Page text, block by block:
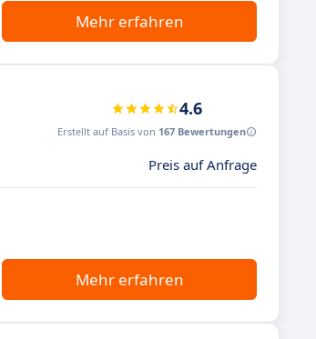
Mehr erfahren
4.6
Erstellt auf Basis von 167 Bewertungen
Preis auf Anfrage
Mehr erfahren